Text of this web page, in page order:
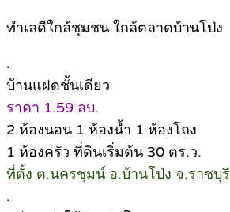
ทำเลดีใกล้ชุมชน ใกล้ตลาดบ้านโป่ง
.
บ้านแฝดชั้นเดียว
ราคา 1.59 ลบ.
2 ห้องนอน 1 ห้องน้ำ 1 ห้องโถง
1 ห้องครัว ที่ดินเริ่มต้น 30 ตร.ว.
ที่ตั้ง ต.นครชุมน์ อ.บ้านโป่ง จ.ราชบุรี
.